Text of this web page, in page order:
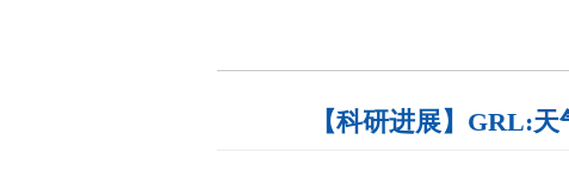
【科研进展】GRL: